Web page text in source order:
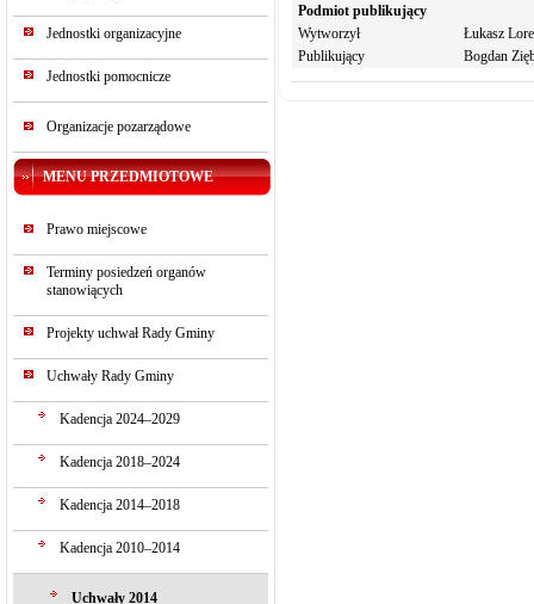
Jednostki organizacyjne
Jednostki pomocnicze
Organizacje pozarządowe
MENU PRZEDMIOTOWE
Prawo miejscowe
Terminy posiedzeń organów
stanowiących
Projekty uchwał Rady Gminy
Uchwały Rady Gminy
Kadencja 2024–2029
Kadencja 2018–2024
Kadencja 2014–2018
Kadencja 2010–2014
Uchwały 2014
Podmiot publikujący
Wytworzył
Łukasz
Publikujący
Bogdan